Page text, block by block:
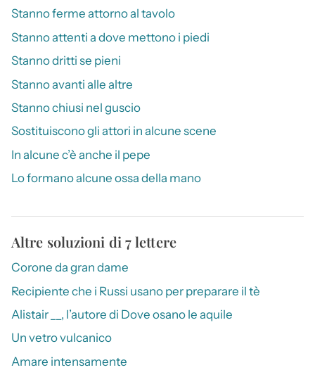
Stanno ferme attorno al tavolo
Stanno attenti a dove mettono i piedi
Stanno dritti se pieni
Stanno avanti alle altre
Stanno chiusi nel guscio
Sostituiscono gli attori in alcune scene
In alcune c’è anche il pepe
Lo formano alcune ossa della mano
Altre soluzioni di 7 lettere
Corone da gran dame
Recipiente che i Russi usano per preparare il tè
Alistair __, l’autore di Dove osano le aquile
Un vetro vulcanico
Amare intensamente